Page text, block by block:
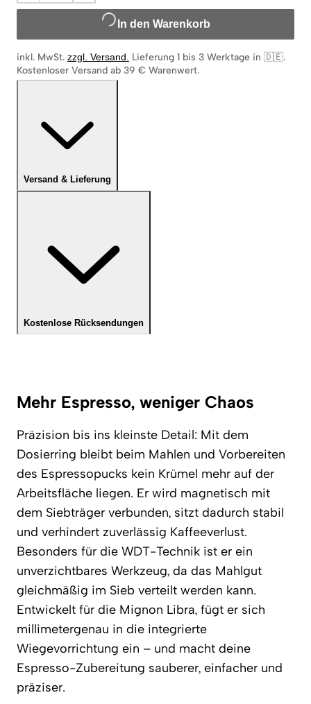
In den Warenkorb
inkl. MwSt. zzgl. Versand. Lieferung 1 bis 3 Werktage in 🇩🇪.
Kostenloser Versand ab 39 € Warenwert.
Versand & Lieferung
Kostenlose Rücksendungen
Mehr Espresso, weniger Chaos
Präzision bis ins kleinste Detail: Mit dem
Dosierring bleibt beim Mahlen und Vorbereiten
des Espressopucks kein Krümel mehr auf der
Arbeitsfläche liegen. Er wird magnetisch mit
dem Siebträger verbunden, sitzt dadurch stabil
und verhindert zuverlässig Kaffeeverlust.
Besonders für die WDT-Technik ist er ein
unverzichtbares Werkzeug, da das Mahlgut
gleichmäßig im Sieb verteilt werden kann.
Entwickelt für die Mignon Libra, fügt er sich
millimetergenau in die integrierte
Wiegevorrichtung ein – und macht deine
Espresso-Zubereitung sauberer, einfacher und
präziser.